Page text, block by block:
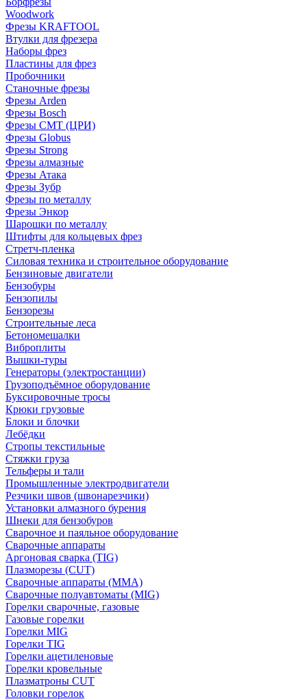
Woodwork
Фрезы KRAFTOOL
Втулки для фрезера
Наборы фрез
Пластины для фрез
Пробочники
Станочные фрезы
Фрезы Arden
Фрезы Bosch
Фрезы CMT (ЦРИ)
Фрезы Globus
Фрезы Strong
Фрезы алмазные
Фрезы Атака
Фрезы Зубр
Фрезы по металлу
Фрезы Энкор
Шарошки по металлу
Штифты для кольцевых фрез
Стретч-пленка
Силовая техника и строительное оборудование
Бензиновые двигатели
Бензобуры
Бензопилы
Бензорезы
Строительные леса
Бетономешалки
Виброплиты
Вышки-туры
Генераторы (электростанции)
Грузоподъёмное оборудование
Буксировочные тросы
Крюки грузовые
Блоки и блочки
Лебёдки
Стропы текстильные
Стяжки груза
Тельферы и тали
Промышленные электродвигатели
Резчики швов (швонарезчики)
Установки алмазного бурения
Шнеки для бензобуров
Сварочное и паяльное оборудование
Сварочные аппараты
Аргоновая сварка (TIG)
Плазморезы (CUT)
Сварочные аппараты (MMA)
Сварочные полуавтоматы (MIG)
Горелки сварочные, газовые
Газовые горелки
Горелки MIG
Горелки TIG
Горелки ацетиленовые
Горелки кровельные
Плазматроны CUT
Головки горелок